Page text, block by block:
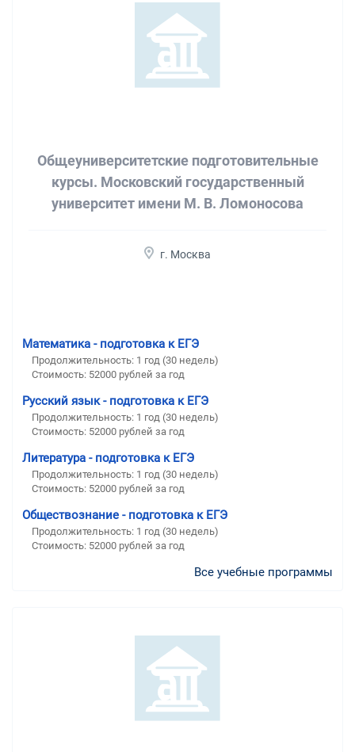
Общеуниверситетские подготовительные
курсы. Московский государственный
университет имени М. В. Ломоносова
г. Москва
Математика - подготовка к ЕГЭ
Продолжительность: 1 год (30 недель)
Стоимость: 52000 рублей за год
Русский язык - подготовка к ЕГЭ
Продолжительность: 1 год (30 недель)
Стоимость: 52000 рублей за год
Литература - подготовка к ЕГЭ
Продолжительность: 1 год (30 недель)
Стоимость: 52000 рублей за год
Обществознание - подготовка к ЕГЭ
Продолжительность: 1 год (30 недель)
Стоимость: 52000 рублей за год
Все учебные программы